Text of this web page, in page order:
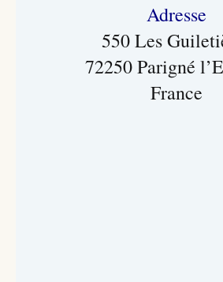
Adresse
550 Les
72250 Parigné
France